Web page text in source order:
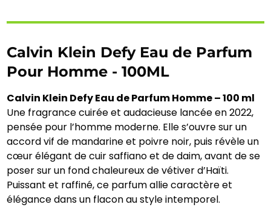
Calvin Klein Defy Eau de Parfum
Pour Homme - 100ML
Calvin Klein Defy Eau de Parfum Homme – 100 ml
Une fragrance cuirée et audacieuse lancée en 2022,
pensée pour l’homme moderne. Elle s’ouvre sur un
accord vif de mandarine et poivre noir, puis révèle un
cœur élégant de cuir saffiano et de daim, avant de se
poser sur un fond chaleureux de vétiver d’Haïti.
Puissant et raffiné, ce parfum allie caractère et
élégance dans un flacon au style intemporel.